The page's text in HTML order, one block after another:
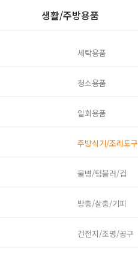
생활/주방용품
세탁용품
청소용품
일회용품
주방식기/조리도구
물병/텀블러/컵
방충/살충/기피
건전지/조명/공구